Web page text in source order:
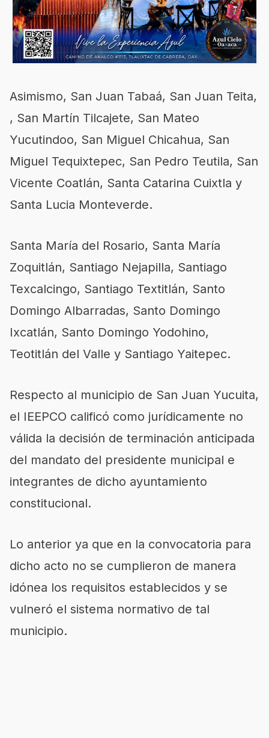
Asimismo, San Juan Tabaá, San Juan Teita,
, San Martín Tilcajete, San Mateo
Yucutindoo, San Miguel Chicahua, San
Miguel Tequixtepec, San Pedro Teutila, San
Vicente Coatlán, Santa Catarina Cuixtla y
Santa Lucia Monteverde.
Santa María del Rosario, Santa María
Zoquitlán, Santiago Nejapilla, Santiago
Texcalcingo, Santiago Textitlán, Santo
Domingo Albarradas, Santo Domingo
Ixcatlán, Santo Domingo Yodohino,
Teotitlán del Valle y Santiago Yaitepec.
Respecto al municipio de San Juan Yucuita,
el IEEPCO calificó como jurídicamente no
válida la decisión de terminación anticipada
del mandato del presidente municipal e
integrantes de dicho ayuntamiento
constitucional.
Lo anterior ya que en la convocatoria para
dicho acto no se cumplieron de manera
idónea los requisitos establecidos y se
vulneró el sistema normativo de tal
municipio.